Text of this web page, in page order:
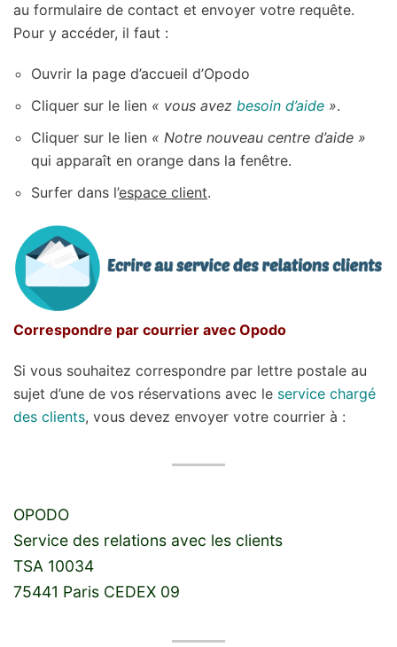
au formulaire de contact et envoyer votre requête.
Pour y accéder, il faut :
Ouvrir la page d’accueil d’Opodo
Cliquer sur le lien « vous avez besoin d’aide ».
Cliquer sur le lien « Notre nouveau centre d’aide »
qui apparaît en orange dans la fenêtre.
Surfer dans l’espace client.
Correspondre par courrier avec Opodo
Si vous souhaitez correspondre par lettre postale au
sujet d’une de vos réservations avec le service chargé
des clients, vous devez envoyer votre courrier à :
OPODO
Service des relations avec les clients
TSA 10034
75441 Paris CEDEX 09